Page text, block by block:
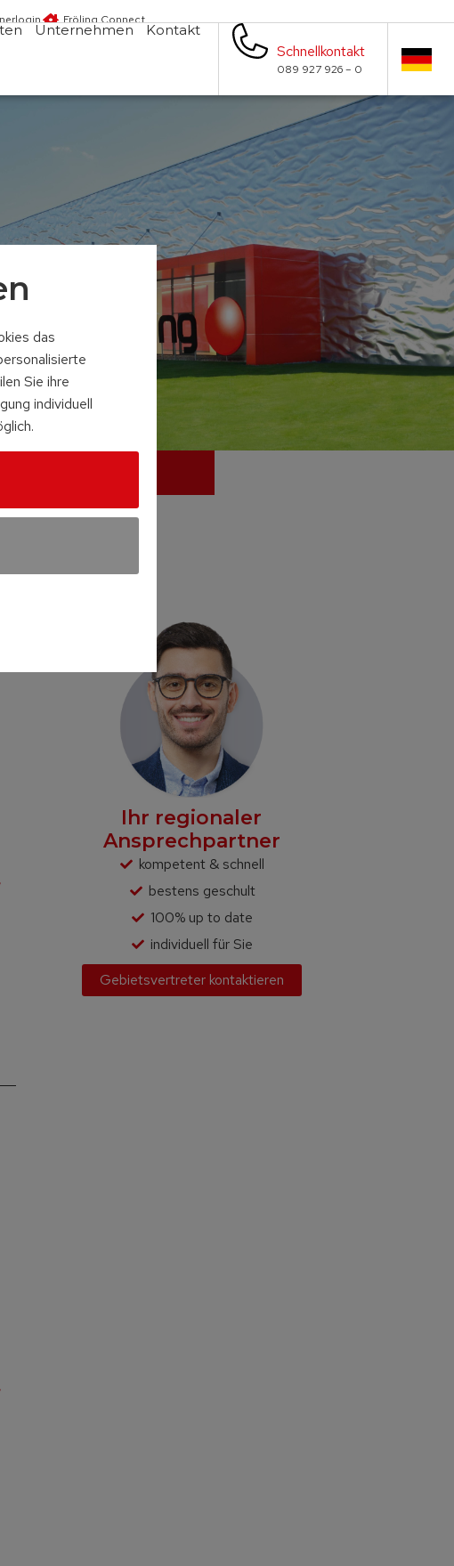
Fröling Connect
Unternehmen Kontakt
Schnellkontakt
089 927 926 – 0
Ihr regionaler
Ansprechpartner
kompetent & schnell
bestens geschult
100% up to date
individuell für Sie
Gebietsvertreter kontaktieren
das
Sie ihre
individuell